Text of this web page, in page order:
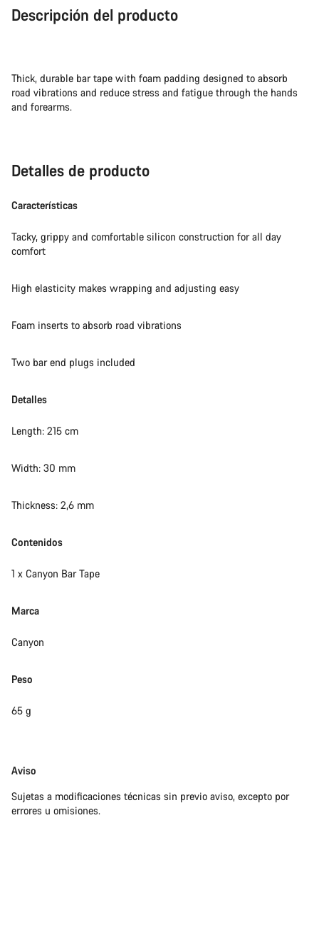
Descripción del producto
Thick, durable bar tape with foam padding designed to absorb
road vibrations and reduce stress and fatigue through the hands
and forearms.
Detalles de producto
Características
Tacky, grippy and comfortable silicon construction for all day
comfort
High elasticity makes wrapping and adjusting easy
Foam inserts to absorb road vibrations
Two bar end plugs included
Detalles
Length: 215 cm
Width: 30 mm
Thickness: 2,6 mm
Contenidos
1 x Canyon Bar Tape
Marca
Canyon
Peso
65 g
Exención
responsabilidades
Aviso
Sujetas a modificaciones técnicas sin previo aviso, excepto por
errores u omisiones.